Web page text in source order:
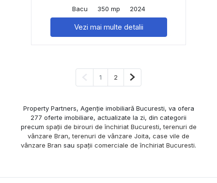
Bacu
350 mp 2024
Vezi mai multe detalii
Pagina anterioară
1 2 Pagina următoare
Property Partners, Agenție imobiliară Bucuresti, va ofera
277 oferte imobiliare, actualizate la zi, din categorii
precum spații de birouri de închiriat Bucuresti,terenuri de
vânzare Bran,terenuri de vânzare Joita, case vile de
vânzare Bran sau spații comerciale de închiriat Bucuresti.